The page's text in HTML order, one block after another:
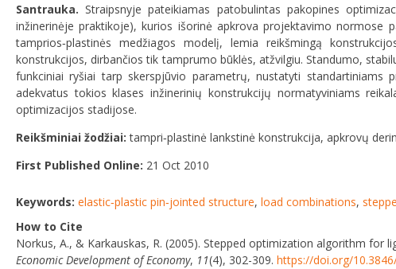
Santrauka.Straipsnyje pateikiamas patobulintas pakopines
inžinerinėje praktikoje), kurios išorinė apkrova projektavimo normose
tamprios‐plastinės medžiagos modelį, lemia reikšmingą
konstrukcijos, dirbančios tik tamprumo būklės, atžvilgiu. Standumo,
funkciniai ryšiai tarp skerspjūvio parametrų, nustatyti standartiniams
adekvatus tokios klases inžinerinių konstrukcijų normatyviniams
optimizacijos stadijose.
Reikšminiai žodžiai: tampri‐plastinė lankstinė konstrukcija, apkrovų
First Published Online: 21 Oct 2010
Keywords: elastic‐plastic pin‐jointed structure, load combinations,
How to Cite
Norkus, A., & Karkauskas, R. (2005). Stepped optimization algorithm for
Economic Development of Economy, 11(4), 302-309. https://doi.org/